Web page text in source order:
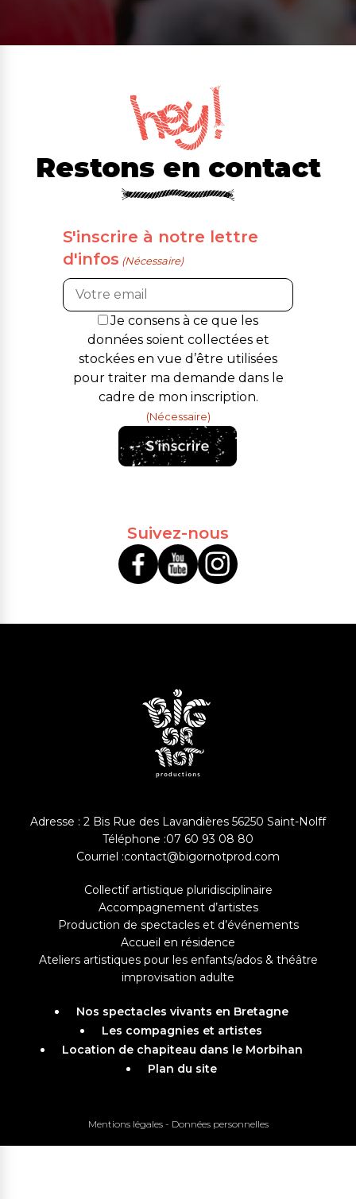
Restons en contact
S'inscrire à notre lettre
d'infos (Nécessaire)
RGPD
(Nécessaire)
Je consens à ce que les
données soient collectées et
stockées en vue d’être utilisées
pour traiter ma demande dans le
cadre de mon inscription.
(Nécessaire)
Suivez-nous
Adresse : 2 Bis Rue des Lavandières 56250 Saint-Nolff
Téléphone :07 60 93 08 80
Courriel :contact@bigornotprod.com
Collectif artistique pluridisciplinaire
Accompagnement d’artistes
Production de spectacles et d’événements
Accueil en résidence
Ateliers artistiques pour les enfants/ados & théâtre
improvisation adulte
Nos spectacles vivants en Bretagne
Les compagnies et artistes
Location de chapiteau dans le Morbihan
Plan du site
Mentions légales - Données personnelles